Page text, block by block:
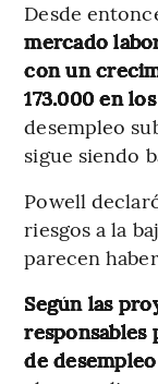
Desde
mercado
con un
173.000 en
desempleo
sigue siendo
Powell
riesgos a la
parecen
Según las
responsables
de